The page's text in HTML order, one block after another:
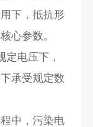
下，抵抗形
心参数。
定电压下，
承受规定数
中，污染电